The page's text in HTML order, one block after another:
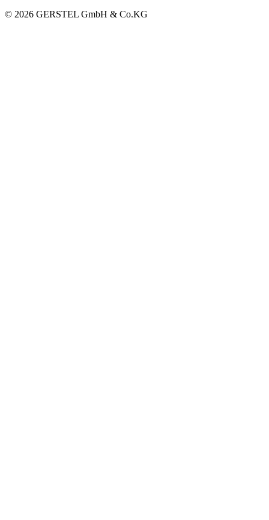
© 2026 GERSTEL GmbH & Co.KG